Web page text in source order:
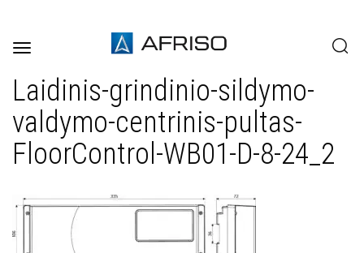
Toggle
Laidinis-grindinio-sildymo-
valdymo-centrinis-pultas-
FloorControl-WB01-D-8-24_2